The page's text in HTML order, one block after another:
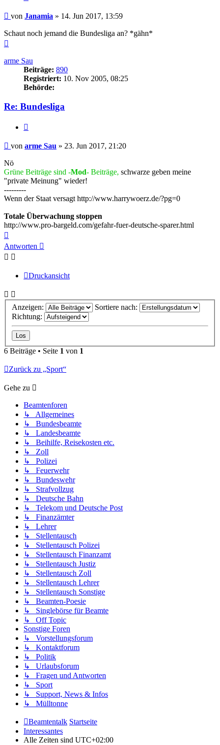
Beitrag
von Janamia » 14. Jun 2017, 13:59
Schaut noch jemand die Bundesliga an? *gähn*
arme Sau
Beiträge: 890
Registriert: 10. Nov 2005, 08:25
Behörde:
Re: Bundesliga
Beitrag
von arme Sau » 23. Jun 2017, 21:20
Nö
Grüne Beiträge sind -Mod- Beiträge, schwarze geben meine
"private Meinung" wieder!
---------
Wenn der Staat versagt http://www.harrywoerz.de/?pg=0
Totale Überwachung stoppen
http://www.pro-bargeld.com/gefahr-fuer-deutsche-sparer.html
oben
Antworten
Druckansicht
Anzeigen:
Sortiere nach:
Richtung:
6 Beiträge • Seite 1 von 1
Zurück zu „Sport“
Gehe zu
Beamtenforen
↳ Allgemeines
↳ Bundesbeamte
↳ Landesbeamte
↳ Beihilfe, Reisekosten etc.
↳ Zoll
↳ Polizei
↳ Feuerwehr
↳ Bundeswehr
↳ Strafvollzug
↳ Deutsche Bahn
↳ Telekom und Deutsche Post
↳ Finanzämter
↳ Lehrer
↳ Stellentausch
↳ Stellentausch Polizei
↳ Stellentausch Finanzamt
↳ Stellentausch Justiz
↳ Stellentausch Zoll
↳ Stellentausch Lehrer
↳ Stellentausch Sonstige
↳ Beamten-Poesie
↳ Singlebörse für Beamte
↳ Off Topic
Sonstige Foren
↳ Vorstellungsforum
↳ Kontaktforum
↳ Politik
↳ Urlaubsforum
↳ Fragen und Antworten
↳ Sport
↳ Support, News & Infos
↳ Mülltonne
Beamtentalk Startseite
Interessantes
Alle Zeiten sind UTC+02:00